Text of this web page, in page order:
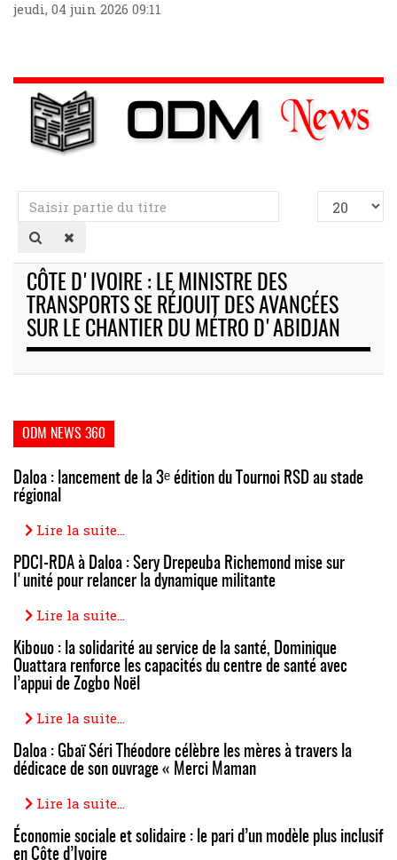
jeudi, 04 juin 2026 09:11
Saisir
partie
du
titre
Afficher
#
CÔTE D'IVOIRE : LE MINISTRE DES
TRANSPORTS SE RÉJOUIT DES AVANCÉES
SUR LE CHANTIER DU MÉTRO D'ABIDJAN
ODM NEWS 360
Daloa : lancement de la 3ᵉ édition du Tournoi RSD au stade
régional
Lire la suite...
PDCI-RDA à Daloa : Sery Drepeuba Richemond mise sur
l'unité pour relancer la dynamique militante
Lire la suite...
Kibouo : la solidarité au service de la santé, Dominique
Ouattara renforce les capacités du centre de santé avec
l’appui de Zogbo Noël
Lire la suite...
Daloa : Gbaï Séri Théodore célèbre les mères à travers la
dédicace de son ouvrage « Merci Maman
Lire la suite...
Économie sociale et solidaire : le pari d’un modèle plus inclusif
en Côte d’Ivoire